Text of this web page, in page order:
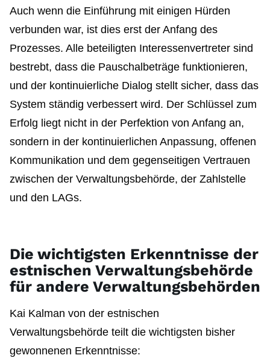
Auch wenn die Einführung mit einigen Hürden
verbunden war, ist dies erst der Anfang des
Prozesses. Alle beteiligten Interessenvertreter sind
bestrebt, dass die Pauschalbeträge funktionieren,
und der kontinuierliche Dialog stellt sicher, dass das
System ständig verbessert wird. Der Schlüssel zum
Erfolg liegt nicht in der Perfektion von Anfang an,
sondern in der kontinuierlichen Anpassung, offenen
Kommunikation und dem gegenseitigen Vertrauen
zwischen der Verwaltungsbehörde, der Zahlstelle
und den LAGs.
Die wichtigsten Erkenntnisse der
estnischen Verwaltungsbehörde
für andere Verwaltungsbehörden
Kai Kalman von der estnischen
Verwaltungsbehörde teilt die wichtigsten bisher
gewonnenen Erkenntnisse: